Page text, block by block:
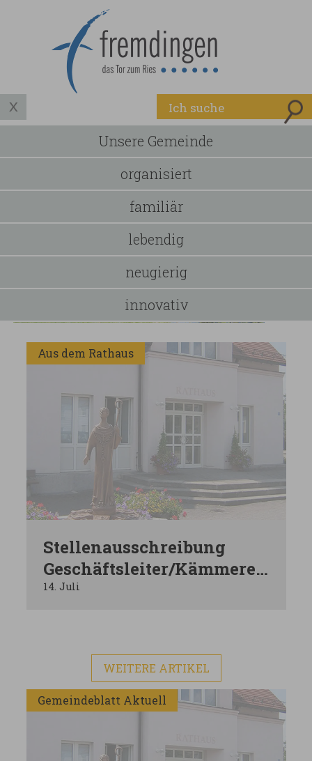
Unsere Gemeinde
organisiert
familiär
lebendig
neugierig
innovativ
Aus dem Rathaus
Stellenausschreibung
Geschäftsleiter/Kämmerer
(m/w/d)
14. Juli
WEITERE ARTIKEL
Gemeindeblatt Aktuell